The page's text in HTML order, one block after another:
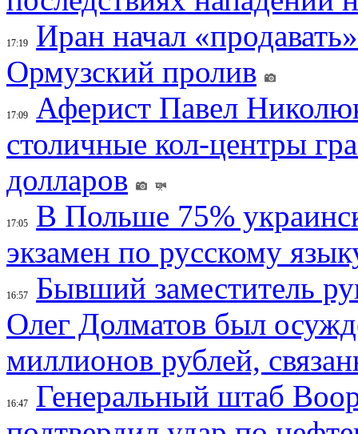
17:19
Иран начал
Ормузский пролив
17:09
Аферист Павел
столичные кол-центры
долларов
17:05
В Польше 75%
экзамен по русскому
16:57
Бывший заместитель
Олег Долматов был
миллионов рублей,
16:47
Генеральный штаб